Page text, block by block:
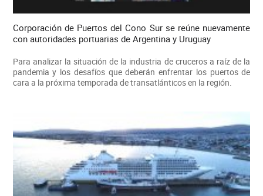
Corporación de Puertos del Cono Sur se reúne nuevamente
con autoridades portuarias de Argentina y Uruguay
Para analizar la situación de la industria de cruceros a raíz de la
pandemia y los desafíos que deberán enfrentar los puertos de
cara a la próxima temporada de transatlánticos en la región.